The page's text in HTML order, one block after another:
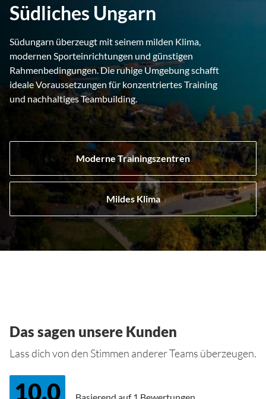
Südliches Ungarn
Südungarn überzeugt mit seinem milden Klima,
modernen Sporteinrichtungen und günstigen
Rahmenbedingungen. Die ruhige Umgebung schafft
ideale Voraussetzungen für konzentriertes Training
und nachhaltiges Teambuilding.
Moderne Trainingszentren
Mildes Klima
Das sagen unsere Kunden
Lass dich von den Stimmen anderer Teams überzeugen.
10.0